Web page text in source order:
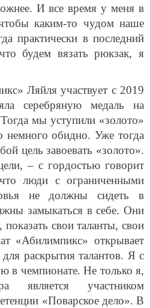
И все время у меня в
каким-то чудом наше
практически в последний
будем вязать рюкзак, я
Ляйля участвует с 2019
серебряную медаль на
мы уступили «золото»
обидно. Уже тогда
цель завоевать «золото».
– с гордостью говорит
люди с ограниченными
не должны сидеть в
замыкаться в себе. Они
свои таланты, свои
«Абилимпикс» открывает
раскрытия талантов. Я с
в чемпионате. Не только я,
участником
«Поварское дело». В